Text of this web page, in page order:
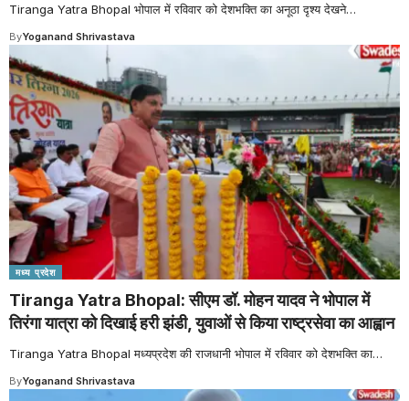
Tiranga Yatra Bhopal भोपाल में रविवार को देशभक्ति का अनूठा दृश्य देखने…
ByYoganand Shrivastava
मध्य प्रदेश
Tiranga Yatra Bhopal: सीएम डॉ. मोहन यादव ने भोपाल में
तिरंगा यात्रा को दिखाई हरी झंडी, युवाओं से किया राष्ट्रसेवा का आह्वान
Tiranga Yatra Bhopal मध्यप्रदेश की राजधानी भोपाल में रविवार को देशभक्ति का…
ByYoganand Shrivastava